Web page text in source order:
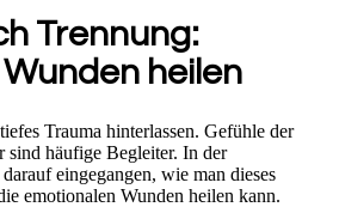
Trennung:
heilen
Trauma hinterlassen. Gefühle der
sind häufige Begleiter. In der
eingegangen, wie man dieses
emotionalen Wunden heilen kann.